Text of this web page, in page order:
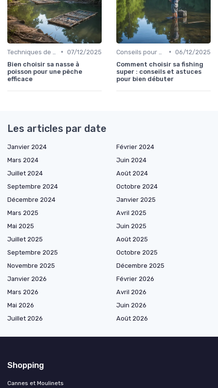
• 07/12/2025
Bien choisir sa nasse à
poisson pour une pêche
efficace
• 06/12/2025
Comment choisir sa fishing
super : conseils et astuces
pour bien débuter
Les articles par date
Janvier 2024
Février 2024
Mars 2024
Juin 2024
Juillet 2024
Août 2024
Septembre 2024
Octobre 2024
Décembre 2024
Janvier 2025
Mars 2025
Avril 2025
Mai 2025
Juin 2025
Juillet 2025
Août 2025
Septembre 2025
Octobre 2025
Novembre 2025
Décembre 2025
Janvier 2026
Février 2026
Mars 2026
Avril 2026
Mai 2026
Juin 2026
Juillet 2026
Août 2026
Shopping
Cannes et Moulinets